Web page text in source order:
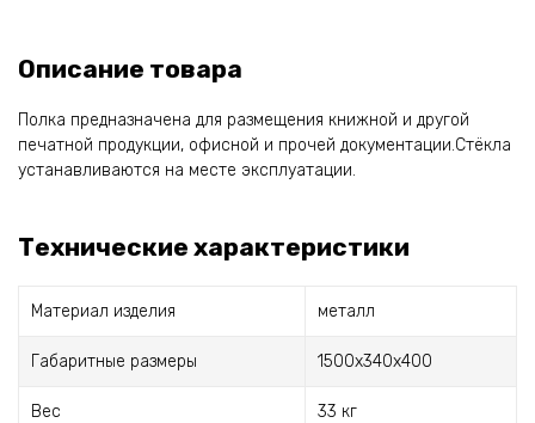
Описание товара
Полка предназначена для размещения книжной и другой
печатной продукции, офисной и прочей документации.Стёкла
устанавливаются на месте эксплуатации.
Технические характеристики
Материал изделия металл
Габаритные размеры 1500x340x400
Вес 33 кг